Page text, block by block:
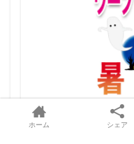
2025年7月13日
ホーム シェア